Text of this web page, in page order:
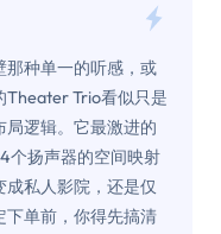
那种单一的听感，或
Theater Trio看似只是
逻辑。它最激进的
个扬声器的空间映射
私人影院，还是仅
下单前，你得先搞清